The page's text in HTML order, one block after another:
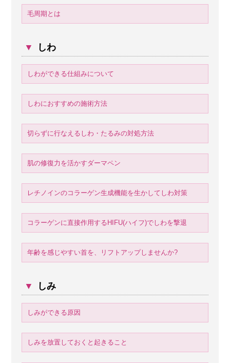
毛周期とは
▼ しわ
しわができる仕組みについて
しわにおすすめの施術方法
切らずに行なえるしわ・たるみの対処方法
肌の修復力を活かすダーマペン
レチノインのコラーゲン生成機能を生かしてしわ対策
コラーゲンに直接作用するHIFU(ハイフ)でしわを撃退
年齢を感じやすい首を、リフトアップしませんか?
▼ しみ
しみができる原因
しみを放置しておくと起きること